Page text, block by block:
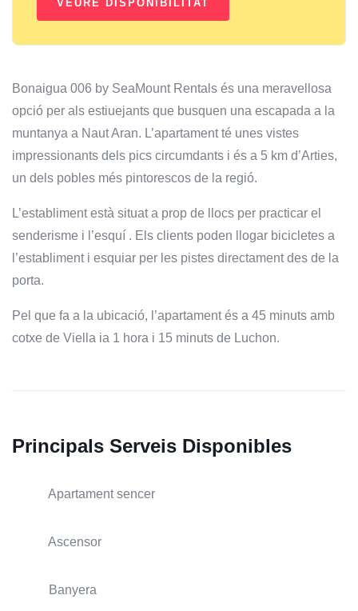
Bonaigua 006 by SeaMount Rentals és una meravellosa
opció per als estiuejants que busquen una escapada a la
muntanya a Naut Aran. L’apartament té unes vistes
impressionants dels pics circumdants i és a 5 km d’Arties,
un dels pobles més pintorescos de la regió.
L’establiment està situat a prop de llocs per practicar el
senderisme i l’esquí . Els clients poden llogar bicicletes a
l’establiment i esquiar per les pistes directament des de la
porta.
Pel que fa a la ubicació, l’apartament és a 45 minuts amb
cotxe de Viella ia 1 hora i 15 minuts de Luchon.
Principals Serveis Disponibles
Apartament sencer
Ascensor
Banyera